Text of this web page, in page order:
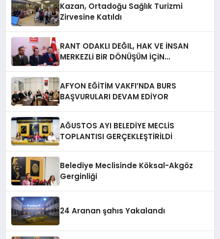
Kazan, Ortadoğu Sağlık Turizmi
Zirvesine Katıldı
RANT ODAKLI DEĞIL, HAK VE İNSAN
MERKEZLi BiR DÖNÜŞÜM İÇiN
AFYON EĞİTİM VAKFI’NDA BURS
BAŞVURULARI DEVAM EDİYOR
AĞUSTOS AYI BELEDİYE MECLİS
TOPLANTISI GERÇEKLEŞTİRİLDİ
Belediye Meclisinde Köksal-Akgöz
Gerginliği
24 Aranan şahıs Yakalandı